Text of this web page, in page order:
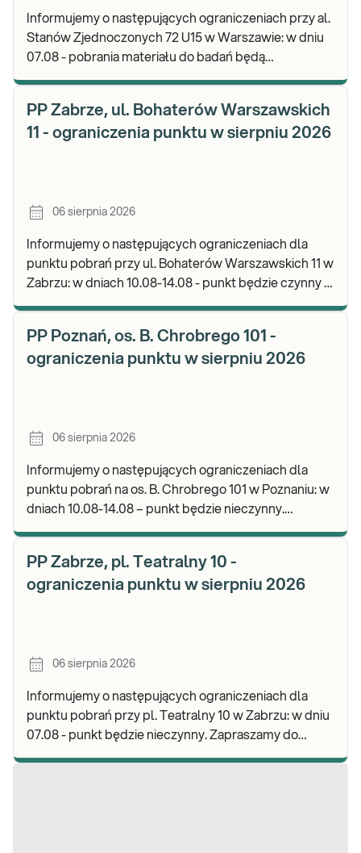
Informujemy o następujących ograniczeniach przy al.
Stanów Zjednoczonych 72 U15 w Warszawie: w dniu
07.08 - pobrania materiału do badań będą
PP Zabrze, ul. Bohaterów Warszawskich
11 - ograniczenia punktu w sierpniu 2026
06 sierpnia 2026
Informujemy o następujących ograniczeniach dla
punktu pobrań przy ul. Bohaterów Warszawskich 11 w
Zabrzu: w dniach 10.08-14.08 - punkt będzie czynny w
PP Poznań, os. B. Chrobrego 101 -
ograniczenia punktu w sierpniu 2026
06 sierpnia 2026
Informujemy o następujących ograniczeniach dla
punktu pobrań na os. B. Chrobrego 101 w Poznaniu: w
dniach 10.08-14.08 – punkt będzie nieczynny.
PP Zabrze, pl. Teatralny 10 -
ograniczenia punktu w sierpniu 2026
06 sierpnia 2026
Informujemy o następujących ograniczeniach dla
punktu pobrań przy pl. Teatralny 10 w Zabrzu: w dniu
07.08 - punkt będzie nieczynny. Zapraszamy do